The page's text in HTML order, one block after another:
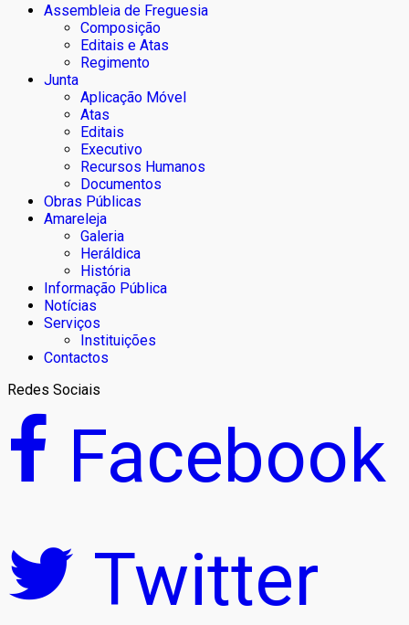
Assembleia de Freguesia
Composição
Editais e Atas
Regimento
Junta
Aplicação Móvel
Atas
Editais
Executivo
Recursos Humanos
Documentos
Obras Públicas
Amareleja
Galeria
Heráldica
História
Informação Pública
Notícias
Serviços
Instituições
Contactos
Redes Sociais
Facebook
Twitter